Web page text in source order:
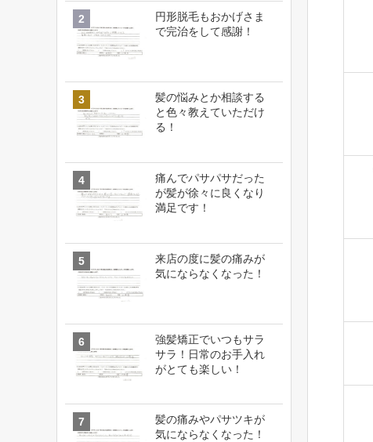
円形脱毛もおかげさま
で完治をして感謝！
髪の悩みとか相談する
と色々教えていただけ
る！
痛んでパサパサだった
が髪が徐々に良くなり
満足です！
来店の度に髪の痛みが
気にならなくなった！
強髪矯正でいつもサラ
サラ！日常のお手入れ
がとても楽しい！
髪の痛みやパサツキが
気にならなくなった！